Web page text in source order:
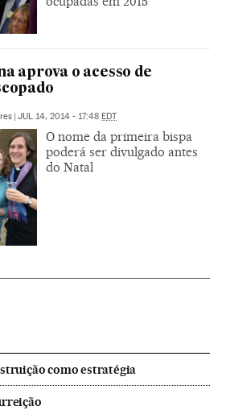
aprova o acesso de
| JUL 14, 2014 - 17:48 EDT
O nome da primeira bispa
poderá ser divulgado antes
do Natal
como estratégia